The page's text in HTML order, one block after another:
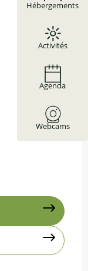
Hébergements
Activités
Agenda
Webcams